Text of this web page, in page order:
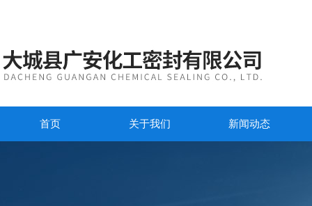
首页 关于我们 新闻动态